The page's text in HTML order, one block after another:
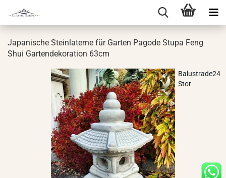
Ja­pa­ni­sche Stein­la­ter­ne für Gar­ten Pa­go­de Stupa Feng
Shui Gar­ten­de­ko­ra­ti­on 63cm
Balustrade24
Stor